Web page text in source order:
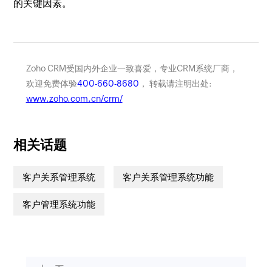
的关键因素。
Zoho CRM受国内外企业一致喜爱，专业CRM系统厂商，
欢迎免费体验400-660-8680 ， 转载请注明出处:
www.zoho.com.cn/crm/
相关话题
客户关系管理系统 客户关系管理系统功能
客户管理系统功能